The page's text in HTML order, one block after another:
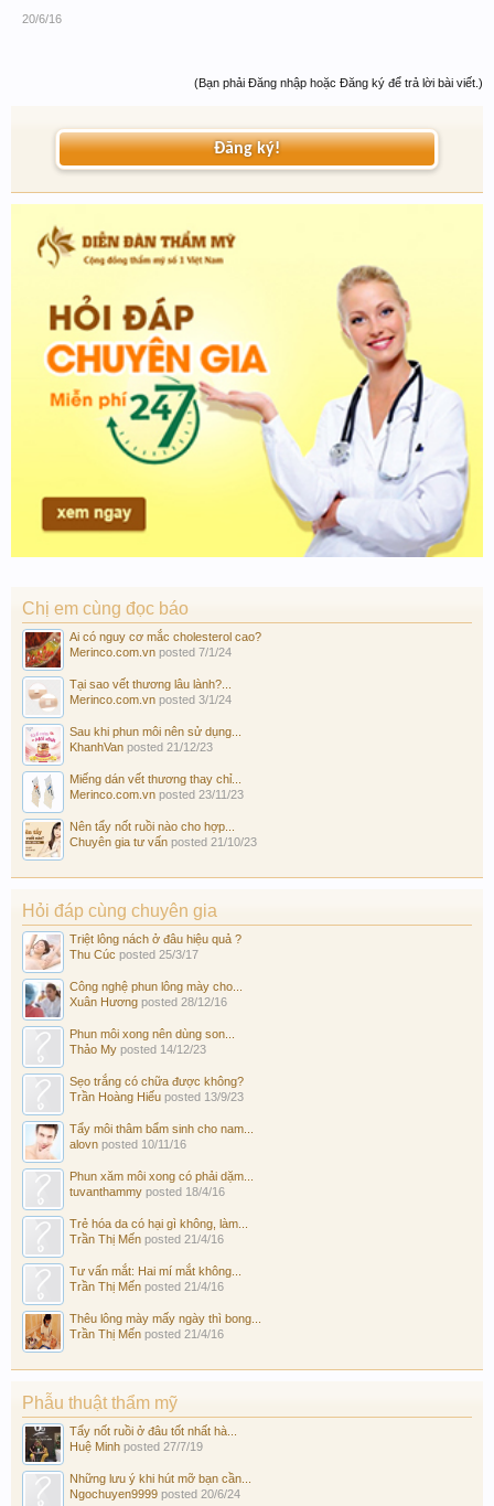
20/6/16
(Bạn phải Đăng nhập hoặc Đăng ký để trả lời bài viết.)
Đăng ký!
Chị em cùng đọc báo
Ai có nguy cơ mắc cholesterol cao?
Merinco.com.vn posted 7/1/24
Tại sao vết thương lâu lành?...
Merinco.com.vn posted 3/1/24
Sau khi phun môi nên sử dụng...
KhanhVan posted 21/12/23
Miếng dán vết thương thay chỉ...
Merinco.com.vn posted 23/11/23
Nên tẩy nốt ruồi nào cho hợp...
Chuyên gia tư vấn posted 21/10/23
Hỏi đáp cùng chuyên gia
Triệt lông nách ở đâu hiệu quả ?
Thu Cúc posted 25/3/17
Công nghệ phun lông mày cho...
Xuân Hương posted 28/12/16
Phun môi xong nên dùng son...
Thảo My posted 14/12/23
Sẹo trắng có chữa được không?
Trần Hoàng Hiếu posted 13/9/23
Tẩy môi thâm bẩm sinh cho nam...
alovn posted 10/11/16
Phun xăm môi xong có phải dặm...
tuvanthammy posted 18/4/16
Trẻ hóa da có hại gì không, làm...
Trần Thị Mến posted 21/4/16
Tư vấn mắt: Hai mí mắt không...
Trần Thị Mến posted 21/4/16
Thêu lông mày mấy ngày thì bong...
Trần Thị Mến posted 21/4/16
Phẫu thuật thẩm mỹ
Tẩy nốt ruồi ở đâu tốt nhất hà...
Huệ Minh posted 27/7/19
Những lưu ý khi hút mỡ bạn cần...
Ngochuyen9999 posted 20/6/24